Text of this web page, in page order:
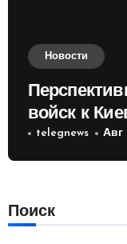
Новости
войск к
России
telegnews Авг
Поиск